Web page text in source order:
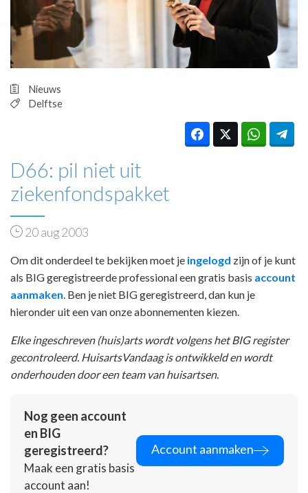
PRAKTIJKZAKEN
TARIEVEN
VPHUISARTSEN
Nieuws
Delftse
D66: pil niet uit
ziekenfondspakket
20 aug 2003
Om dit onderdeel te bekijken moet je ingelogd zijn of je kunt
als BIG geregistreerde professional een gratis basis account
aanmaken . Ben je niet BIG geregistreerd, dan kun je
hieronder uit een van onze abonnementen kiezen.
Elke ingeschreven (huis)arts wordt volgens het BIG register
gecontroleerd. HuisartsVandaag is ontwikkeld en wordt
onderhouden door een team van huisartsen.
Nog geen account
en BIG
geregistreerd?
Maak een gratis basis
account aan!
Account aanmaken